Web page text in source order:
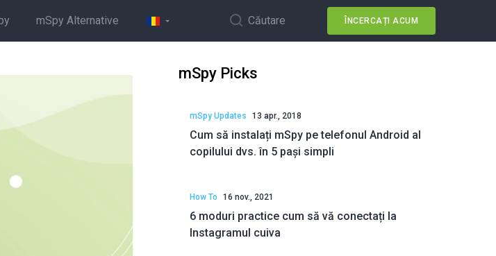
mSpy Alternative Căutare ÎNCERCAȚI ACUM
mSpy Picks
mSpy Updates 13 apr., 2018
Cum să instalați mSpy pe telefonul Android al
copilului dvs. în 5 pași simpli
How To 16 nov., 2021
6 moduri practice cum să vă conectați la
Instagramul cuiva